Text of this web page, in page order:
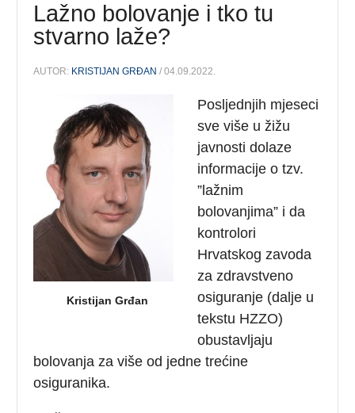
Lažno bolovanje i tko tu
stvarno laže?
AUTOR: KRISTIJAN GRĐAN / 04.09.2022.
Kristijan Grđan
Posljednjih mjeseci
sve više u žižu
javnosti dolaze
informacije o tzv.
”lažnim
bolovanjima” i da
kontrolori
Hrvatskog zavoda
za zdravstveno
osiguranje (dalje u
tekstu HZZO)
obustavljaju
bolovanja za više od jedne trećine
osiguranika.